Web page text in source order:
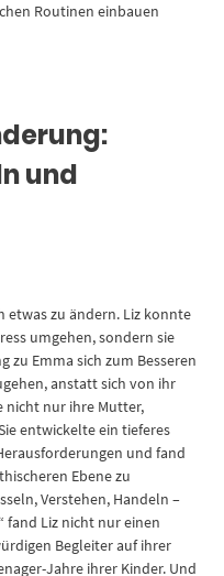
Routinen einbauen
und
etwas zu ändern. Liz konnte
umgehen, sondern sie
zu Emma sich zum Besseren
anstatt sich von ihr
nicht nur ihre Mutter,
entwickelte ein tieferes
und fand
Ebene zu
Verstehen, Handeln –
fand Liz nicht nur einen
Begleiter auf ihrer
Jahre ihrer Kinder. Und